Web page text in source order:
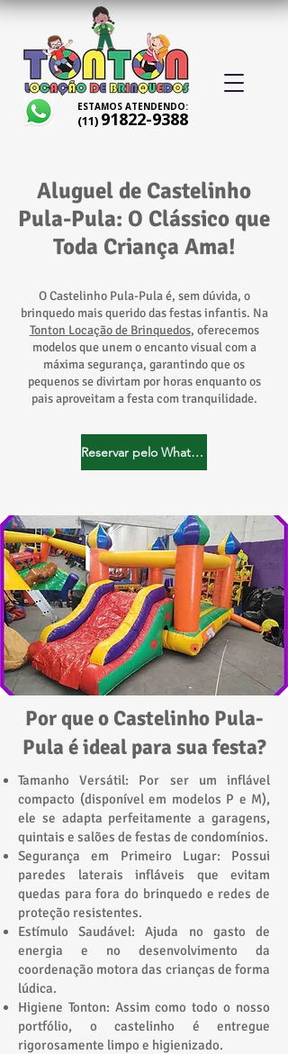
ESTAMOS ATENDENDO:
(11) 91822-9388
Aluguel de Castelinho
Pula-Pula: O Clássico que
Toda Criança Ama!
O Castelinho Pula-Pula é, sem dúvida, o
brinquedo mais querido das festas infantis. Na
Tonton Locação de Brinquedos, oferecemos
modelos que unem o encanto visual com a
máxima segurança, garantindo que os
pequenos se divirtam por horas enquanto os
pais aproveitam a festa com tranquilidade.
Reservar pelo WhatsApp
Por que o Castelinho Pula-
Pula é ideal para sua festa?
Tamanho Versátil: Por ser um inflável
compacto (disponível em modelos P e M),
ele se adapta perfeitamente a garagens,
quintais e salões de festas de condomínios.
Segurança em Primeiro Lugar: Possui
paredes laterais infláveis que evitam
quedas para fora do brinquedo e redes de
proteção resistentes.
Estímulo Saudável: Ajuda no gasto de
energia e no desenvolvimento da
coordenação motora das crianças de forma
lúdica.
Higiene Tonton: Assim como todo o nosso
portfólio, o castelinho é entregue
rigorosamente limpo e higienizado.